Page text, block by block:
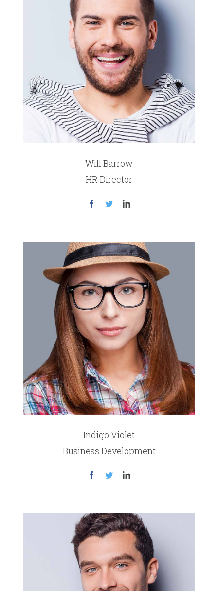
Will Barrow
HR Director
Indigo Violet
Business Development